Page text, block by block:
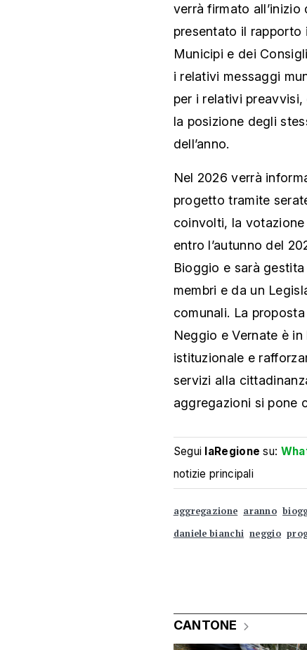
verrà firmato
presentato il rapporto
Municipi e dei
i relativi messaggi
per i relativi
la posizione degli
dell’anno.
Nel 2026 verrà
progetto tramite
coinvolti, la
entro l’autunno del
Bioggio e sarà
membri e da un
comunali. La
Neggio e Vernate è
istituzionale e
servizi alla
aggregazioni si pone
Segui laRegione su:
notizie principali
aggregazione aranno
daniele bianchi neggio
CANTONE